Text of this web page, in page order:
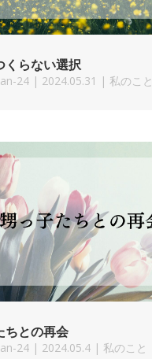
くらない選択
24| 2024.05.31 | 私のこと
ちとの再会
24| 2024.05.4| 私のこと